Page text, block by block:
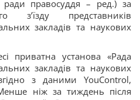
правосуддя – ред.) за
з’їзду представників
закладів та наукових
приватна установа «Рада
закладів та наукових
з даними YouControl,
ніж за тиждень після